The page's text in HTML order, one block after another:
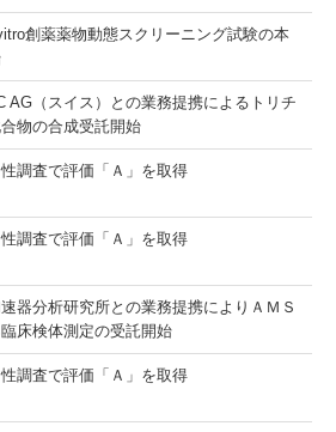
創薬薬物動態スクリーニング試験の本
AG（スイス）との業務提携によるトリチ
物の合成受託開始
調査で評価「Ａ」を取得
調査で評価「Ａ」を取得
器分析研究所との業務提携によりＡＭＳ
床検体測定の受託開始
調査で評価「Ａ」を取得